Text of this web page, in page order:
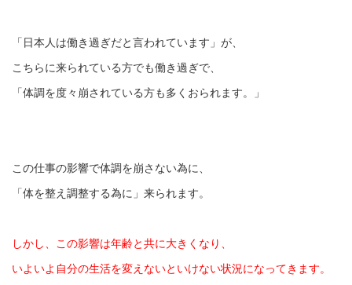
「日本人は働き過ぎだと言われています」が、
こちらに来られている方でも働き過ぎで、
「体調を度々崩されている方も多くおられます。」
この仕事の影響で体調を崩さない為に、
「体を整え調整する為に」来られます。
しかし、この影響は年齢と共に大きくなり、
いよいよ自分の生活を変えないといけない状況になってきます。